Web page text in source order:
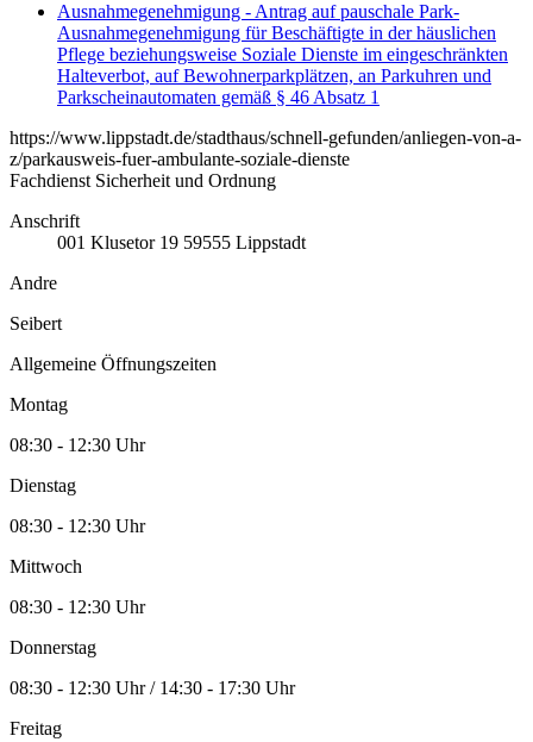
Ausnahmegenehmigung - Antrag auf pauschale Park-
Ausnahmegenehmigung für Beschäftigte in der häuslichen
Pflege beziehungsweise Soziale Dienste im eingeschränkten
Halteverbot, auf Bewohnerparkplätzen, an Parkuhren und
Parkscheinautomaten gemäß § 46 Absatz 1
https://www.lippstadt.de/stadthaus/schnell-gefunden/anliegen-von-a-
z/parkausweis-fuer-ambulante-soziale-dienste
Fachdienst Sicherheit und Ordnung
Anschrift
001 Klusetor 19 59555 Lippstadt
Andre
Seibert
Allgemeine Öffnungszeiten
Montag
08:30 - 12:30 Uhr
Dienstag
08:30 - 12:30 Uhr
Mittwoch
08:30 - 12:30 Uhr
Donnerstag
08:30 - 12:30 Uhr / 14:30 - 17:30 Uhr
Freitag